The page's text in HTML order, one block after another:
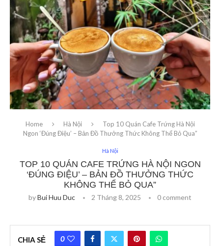
Home Hà Nội
Top 10 Quán Cafe Trứng Hà Nội
Ngon ‘Đúng Điệu’ – Bản Đồ Thưởng Thức Không Thể Bỏ Qua”
Hà Nội
TOP 10 QUÁN CAFE TRỨNG HÀ NỘI NGON
‘ĐÚNG ĐIỆU’ – BẢN ĐỒ THƯỞNG THỨC
KHÔNG THỂ BỎ QUA”
byBui Huu Duc 2 Tháng 8, 2025 0 comment
CHIA SẺ 0